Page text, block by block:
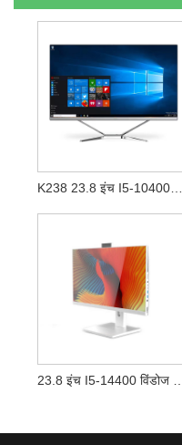
K238 23.8 इंच I5-10400F AIO विंडोज लॅपटॉप